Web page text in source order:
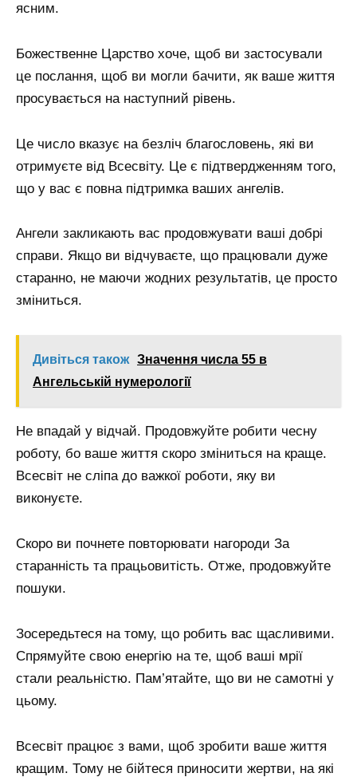
ясним.
Божественне Царство хоче, щоб ви застосували
це послання, щоб ви могли бачити, як ваше життя
просувається на наступний рівень.
Це число вказує на безліч благословень, які ви
отримуєте від Всесвіту. Це є підтвердженням того,
що у вас є повна підтримка ваших ангелів.
Ангели закликають вас продовжувати ваші добрі
справи. Якщо ви відчуваєте, що працювали дуже
старанно, не маючи жодних результатів, це просто
зміниться.
Дивіться також Значення числа 55 в
Ангельській нумерології
Не впадай у відчай. Продовжуйте робити чесну
роботу, бо ваше життя скоро зміниться на краще.
Всесвіт не сліпа до важкої роботи, яку ви
виконуєте.
Скоро ви почнете повторювати нагороди За
старанність та працьовитість. Отже, продовжуйте
пошуки.
Зосередьтеся на тому, що робить вас щасливими.
Спрямуйте свою енергію на те, щоб ваші мрії
стали реальністю. Пам’ятайте, що ви не самотні у
цьому.
Всесвіт працює з вами, щоб зробити ваше життя
кращим. Тому не бійтеся приносити жертви, на які